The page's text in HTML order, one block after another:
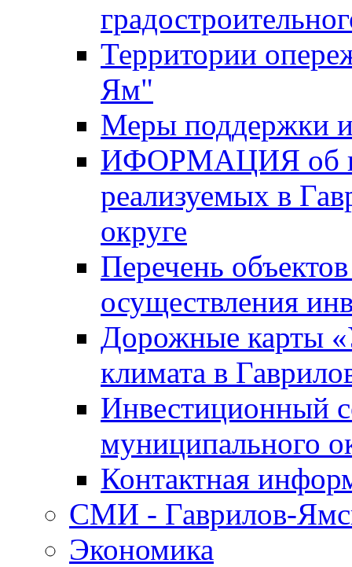
Территории
Ям"
Меры поддержки
ИФОРМАЦИЯ об
реализуемых в
округе
Перечень
осуществления
Дорожные карты
климата в
Инвестиционный
муниципального
Контактная
СМИ - Гаврилов-
Экономика